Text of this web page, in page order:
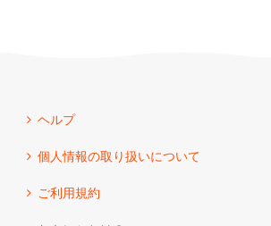
ヘルプ
個人情報の取り扱いについて
ご利用規約